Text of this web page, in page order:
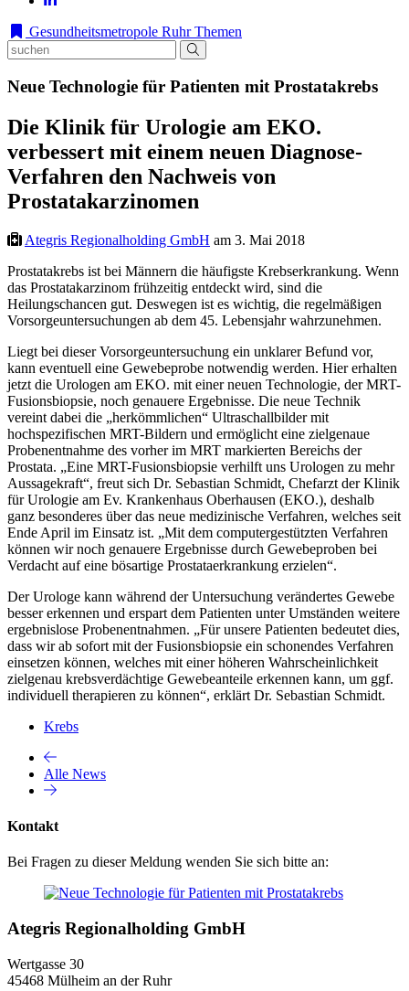
Gesundheitsmetropole Ruhr Themen
Neue Technologie für Patienten mit Prostatakrebs
Die Klinik für Urologie am EKO.
verbessert mit einem neuen Diagnose-
Verfahren den Nachweis von
Prostatakarzinomen
Ategris Regionalholding GmbH am 3. Mai 2018
Prostatakrebs ist bei Männern die häufigste Krebserkrankung. Wenn
das Prostatakarzinom frühzeitig entdeckt wird, sind die
Heilungschancen gut. Deswegen ist es wichtig, die regelmäßigen
Vorsorgeuntersuchungen ab dem 45. Lebensjahr wahrzunehmen.
Liegt bei dieser Vorsorgeuntersuchung ein unklarer Befund vor,
kann eventuell eine Gewebeprobe notwendig werden. Hier erhalten
jetzt die Urologen am EKO. mit einer neuen Technologie, der MRT-
Fusionsbiopsie, noch genauere Ergebnisse. Die neue Technik
vereint dabei die „herkömmlichen“ Ultraschallbilder mit
hochspezifischen MRT-Bildern und ermöglicht eine zielgenaue
Probenentnahme des vorher im MRT markierten Bereichs der
Prostata. „Eine MRT-Fusionsbiopsie verhilft uns Urologen zu mehr
Aussagekraft“, freut sich Dr. Sebastian Schmidt, Chefarzt der Klinik
für Urologie am Ev. Krankenhaus Oberhausen (EKO.), deshalb
ganz besonderes über das neue medizinische Verfahren, welches seit
Ende April im Einsatz ist. „Mit dem computergestützten Verfahren
können wir noch genauere Ergebnisse durch Gewebeproben bei
Verdacht auf eine bösartige Prostataerkrankung erzielen“.
Der Urologe kann während der Untersuchung verändertes Gewebe
besser erkennen und erspart dem Patienten unter Umständen weitere
ergebnislose Probenentnahmen. „Für unsere Patienten bedeutet dies,
dass wir ab sofort mit der Fusionsbiopsie ein schonendes Verfahren
einsetzen können, welches mit einer höheren Wahrscheinlichkeit
zielgenau krebsverdächtige Gewebeanteile erkennen kann, um ggf.
individuell therapieren zu können“, erklärt Dr. Sebastian Schmidt.
Krebs
Alle News
Kontakt
Bei Fragen zu dieser Meldung wenden Sie sich bitte an:
Ategris Regionalholding GmbH
Wertgasse 30
45468 Mülheim an der Ruhr